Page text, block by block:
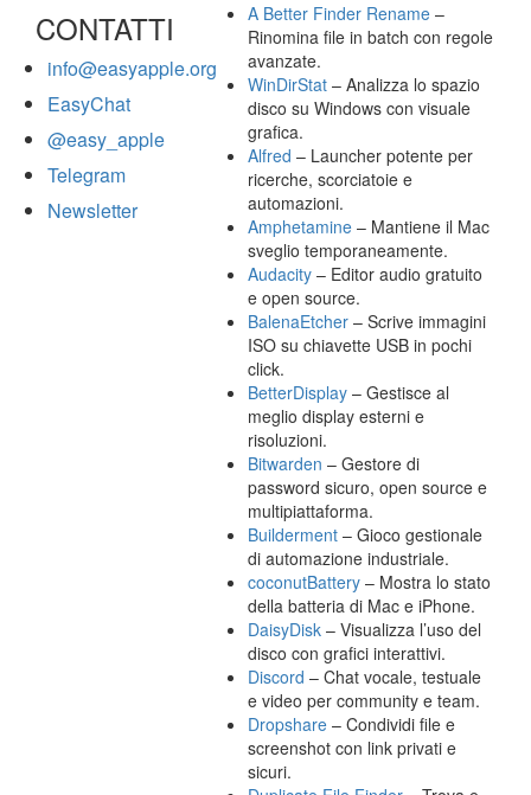
CONTATTI
info@easyapple.org
EasyChat
@easy_apple
Telegram
Newsletter
A Better Finder Rename –
Rinomina file in batch con regole
avanzate.
WinDirStat – Analizza lo spazio
disco su Windows con visuale
grafica.
Alfred – Launcher potente per
ricerche, scorciatoie e
automazioni.
Amphetamine – Mantiene il Mac
sveglio temporaneamente.
Audacity – Editor audio gratuito
e open source.
BalenaEtcher – Scrive immagini
ISO su chiavette USB in pochi
click.
BetterDisplay – Gestisce al
meglio display esterni e
risoluzioni.
Bitwarden – Gestore di
password sicuro, open source e
multipiattaforma.
Builderment – Gioco gestionale
di automazione industriale.
coconutBattery – Mostra lo stato
della batteria di Mac e iPhone.
DaisyDisk – Visualizza l’uso del
disco con grafici interattivi.
Discord – Chat vocale, testuale
e video per community e team.
Dropshare – Condividi file e
screenshot con link privati e
sicuri.